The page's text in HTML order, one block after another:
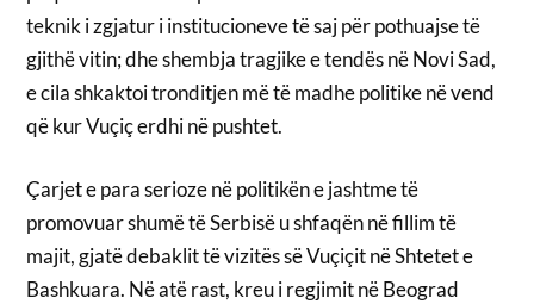
teknik i zgjatur i institucioneve të saj për pothuajse të
gjithë vitin; dhe shembja tragjike e tendës në Novi Sad,
e cila shkaktoi tronditjen më të madhe politike në vend
që kur Vuçiç erdhi në pushtet.
Çarjet e para serioze në politikën e jashtme të
promovuar shumë të Serbisë u shfaqën në fillim të
majit, gjatë debaklit të vizitës së Vuçiçit në Shtetet e
Bashkuara. Në atë rast, kreu i regjimit në Beograd